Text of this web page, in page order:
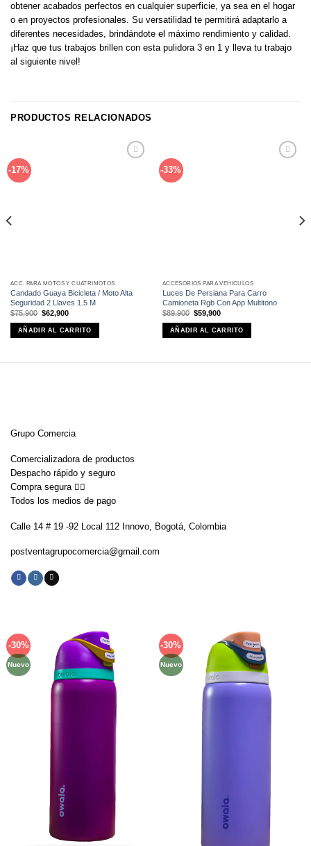
obtener acabados perfectos en cualquier superficie, ya sea en el hogar
o en proyectos profesionales. Su versatilidad te permitirá adaptarlo a
diferentes necesidades, brindándote el máximo rendimiento y calidad.
¡Haz que tus trabajos brillen con esta pulidora 3 en 1 y lleva tu trabajo
al siguiente nivel!
PRODUCTOS RELACIONADOS
-17%
ACC. PARA MOTOS Y CUATRIMOTOS
Candado Guaya Bicicleta / Moto Alta
Seguridad 2 Llaves 1.5 M
$75,900 El
precio
original
era:
$75,900.
$62,900El
actual
es:
$62,900.
AÑADIR AL CARRITO
-33%
ACCESORIOS PARA VEHÍCULOS
Luces De Persiana Para Carro
Camioneta Rgb Con App Multitono
$89,900 El
precio
original
era:
$89,900.
$59,900El
actual
es:
$59,900.
AÑADIR AL CARRITO
Grupo Comercia
Comercializadora de productos
Despacho rápido y seguro
Compra segura 👇🏼
Todos los medios de pago
Calle 14 # 19 -92 Local 112 Innovo, Bogotá, Colombia
postventagrupocomercia@gmail.com
-30%
Nuevo
deseos
-30%
Nuevo
lista de
deseos